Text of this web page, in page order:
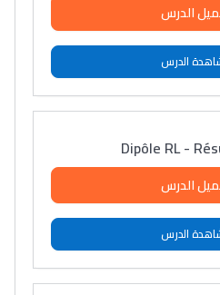
الدرس
الدرس
Dipôle RL -
الدرس
الدرس